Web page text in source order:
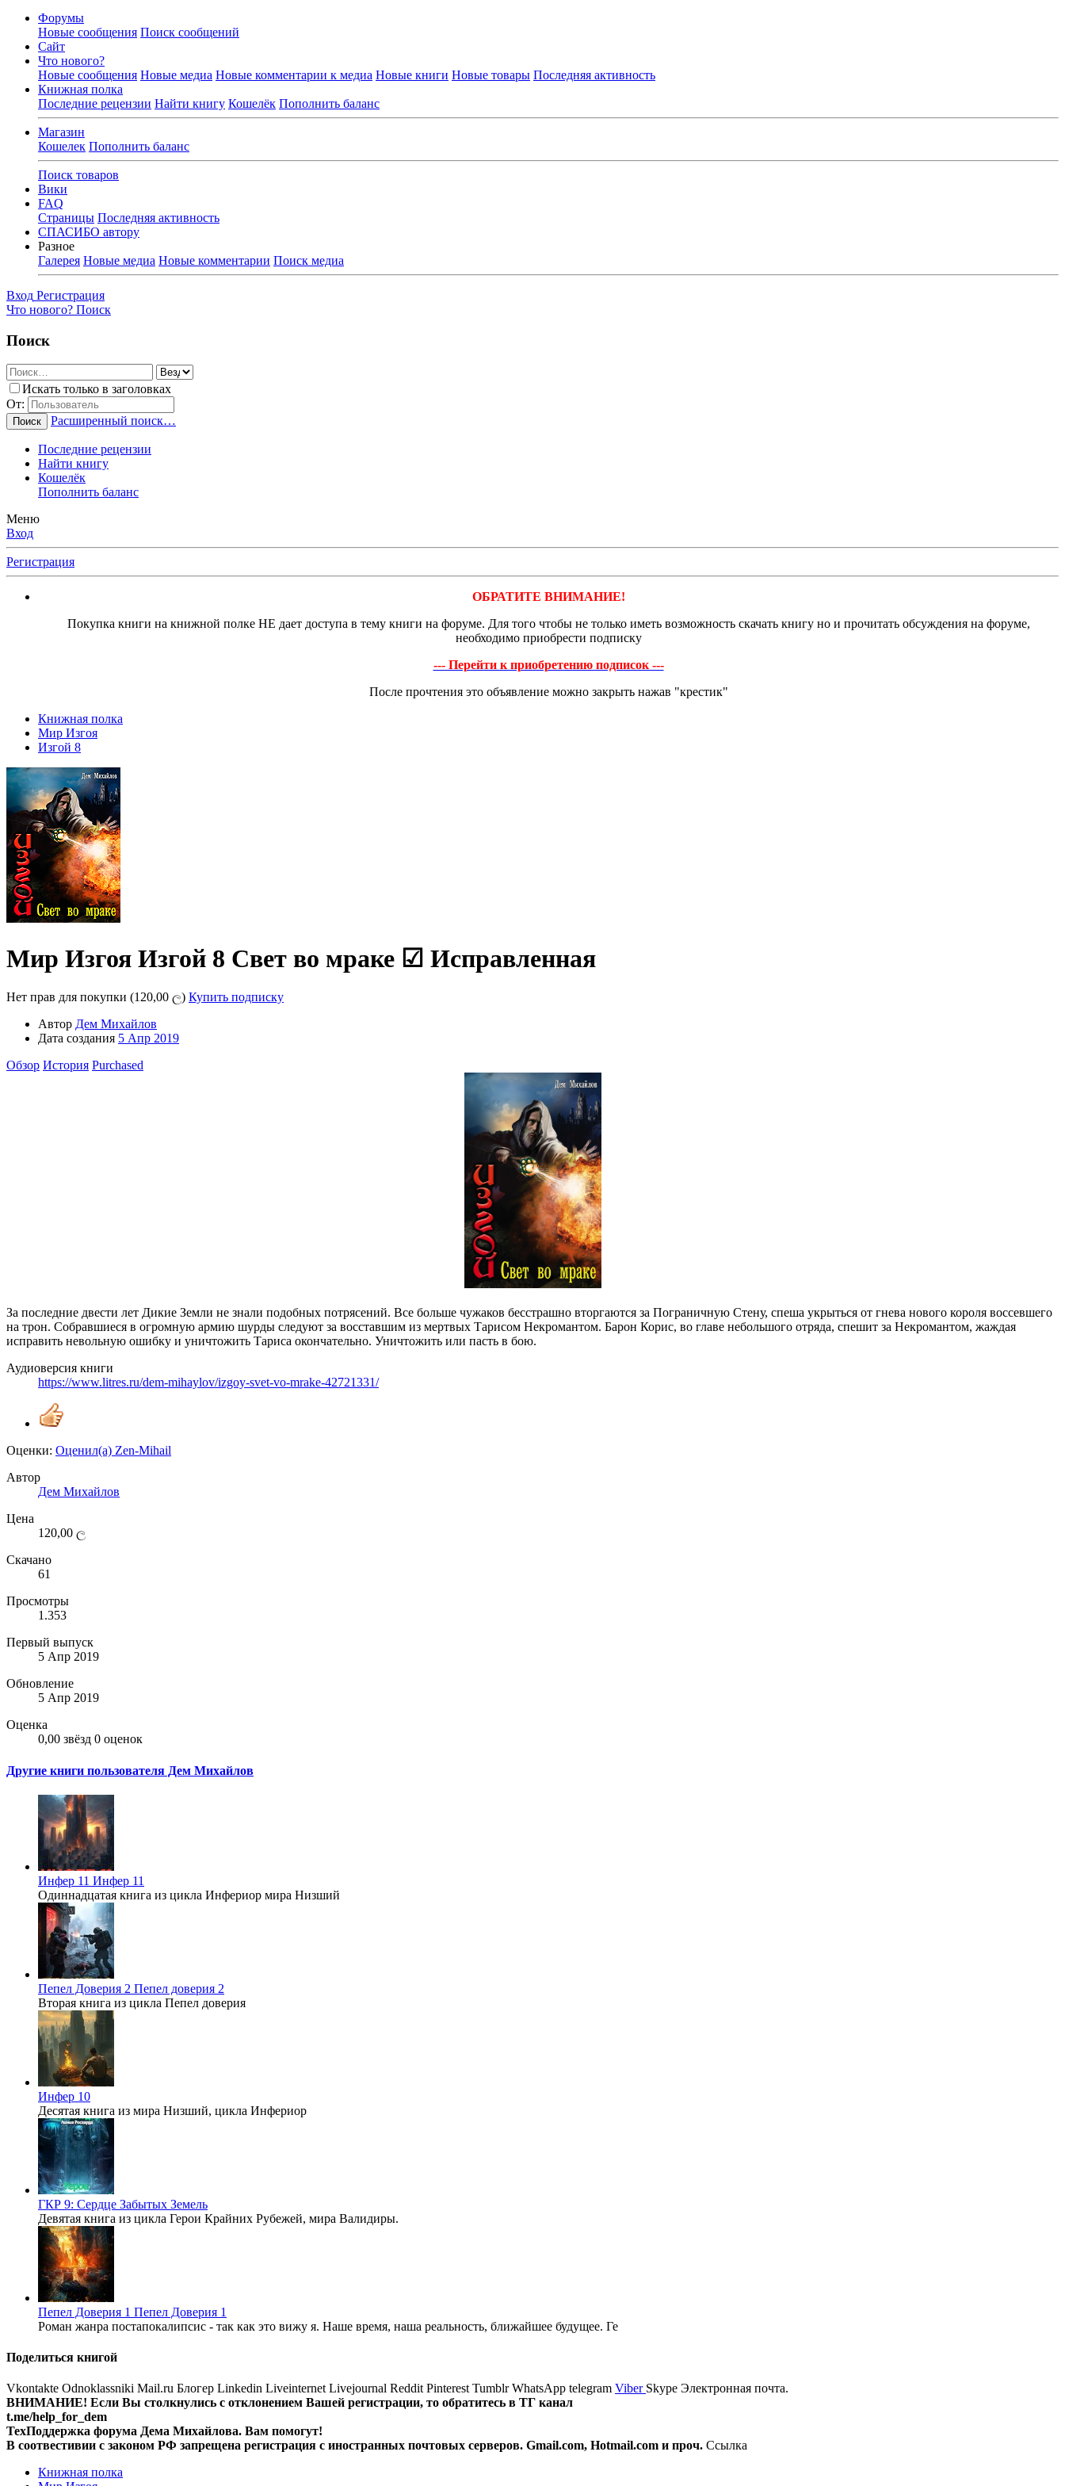
Форумы
Новые сообщения Поиск сообщений
Сайт
Что нового?
Новые сообщения Новые медиа Новые комментарии к медиа Новые книги Новые товары Последняя активность
Книжная полка
Последние рецензии Найти книгу Кошелёк Пополнить баланс
Магазин
Кошелек Пополнить баланс
Поиск товаров
Вики
FAQ
Страницы Последняя активность
СПАСИБО автору
Разное
Галерея Новые медиа Новые комментарии Поиск медиа
Вход Регистрация
Что нового? Поиск
Поиск
Искать только в заголовках
От:
Поиск Расширенный поиск…
Последние рецензии
Найти книгу
Кошелёк
Пополнить баланс
Меню
Вход
Регистрация
ОБРАТИТЕ ВНИМАНИЕ!
Покупка книги на книжной полке НЕ дает доступа в тему книги на форуме. Для того чтобы не только иметь возможность скачать книгу но и прочитать обсуждения на форуме,
необходимо приобрести подписку
--- Перейти к приобретению подписок ---
После прочтения это объявление можно закрыть нажав "крестик"
Книжная полка
Мир Изгоя
Изгой 8
Мир Изгоя Изгой 8 Свет во мраке ☑ Исправленная
Нет прав для покупки (120,00 ල) Купить подписку
Автор Дем Михайлов
Дата создания 5 Апр 2019
Обзор История Purchased
За последние двести лет Дикие Земли не знали подобных потрясений. Все больше чужаков бесстрашно вторгаются за Пограничную Стену, спеша укрыться от гнева нового короля воссевшего
на трон. Собравшиеся в огромную армию шурды следуют за восставшим из мертвых Тарисом Некромантом. Барон Корис, во главе небольшого отряда, спешит за Некромантом, жаждая
исправить невольную ошибку и уничтожить Тариса окончательно. Уничтожить или пасть в бою.
Аудиоверсия книги
https://www.litres.ru/dem-mihaylov/izgoy-svet-vo-mrake-42721331/
Оценки: Оценил(а) Zen-Mihail
Автор
Дем Михайлов
Цена
120,00 ල
Скачано
61
Просмотры
1.353
Первый выпуск
5 Апр 2019
Обновление
5 Апр 2019
Оценка
0,00 звёзд 0 оценок
Другие книги пользователя Дем Михайлов
Инфер 11 Инфер 11
Одиннадцатая книга из цикла Инфериор мира Низший
Пепел Доверия 2 Пепел доверия 2
Вторая книга из цикла Пепел доверия
Инфер 10
Десятая книга из мира Низший, цикла Инфериор
ГКР 9: Сердце Забытых Земель
Девятая книга из цикла Герои Крайних Рубежей, мира Валидиры.
Пепел Доверия 1 Пепел Доверия 1
Роман жанра постапокалипсис - так как это вижу я. Наше время, наша реальность, ближайшее будущее. Ге
Поделиться книгой
Vkontakte Odnoklassniki Mail.ru Блогер Linkedin Liveinternet Livejournal Reddit Pinterest Tumblr WhatsApp telegram Viber Skype Электронная почта.
ВНИМАНИЕ! Ecли Вы столкнулись с отклонением Вашей регистрации, то обратитесь в ТГ канал
t.me/help_for_dem
ТехПоддержка форума Дема Михайлова. Вам помогут!
В соотвестивии с законом РФ запрещена регистрация с иностранных почтовых серверов. Gmail.com, Hotmail.com и проч. Ссылка
Книжная полка